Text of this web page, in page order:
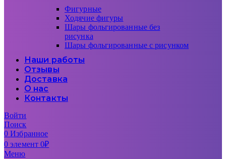
Фигурные
Ходячие фигуры
Шары фольгированные без
рисунка
Шары фольгированные с рисунком
Наши работы
Отзывы
Доставка
О нас
Контакты
Войти
Поиск
0Избранное
0элемент 0₽
Меню